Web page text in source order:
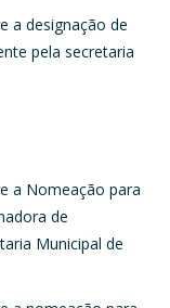
a designação de
pela secretaria
a Nomeação para
de
Municipal de